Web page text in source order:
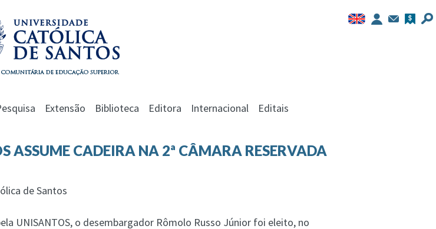
Extensão Biblioteca Editora Internacional Editais
ASSUME CADEIRA NA 2ª CÂMARA RESERVADA
de Santos
UNISANTOS, o desembargador Rômolo Russo Júnior foi eleito, no